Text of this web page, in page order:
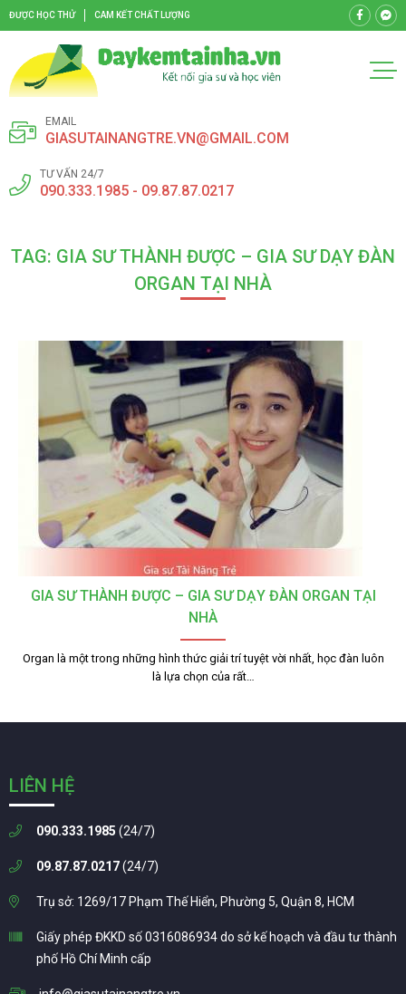
ĐƯỢC HỌC THỬ CAM KẾT CHẤT LƯỢNG
EMAIL
GIASUTAINANGTRE.VN@GMAIL.COM
TƯ VẤN 24/7
090.333.1985 - 09.87.87.0217
TAG: GIA SƯ THÀNH ĐƯỢC – GIA SƯ DẠY ĐÀN
ORGAN TẠI NHÀ
GIA SƯ THÀNH ĐƯỢC – GIA SƯ DẠY ĐÀN ORGAN TẠI
NHÀ
Organ là một trong những hình thức giải trí tuyệt vời nhất, học đàn luôn
là lựa chọn của rất…
LIÊN HỆ
090.333.1985 (24/7)
09.87.87.0217(24/7)
Trụ sở: 1269/17 Phạm Thế Hiển, Phường 5, Quận 8, HCM
Giấy phép ĐKKD số 0316086934 do sở kế hoạch và đầu tư thành
phố Hồ Chí Minh cấp